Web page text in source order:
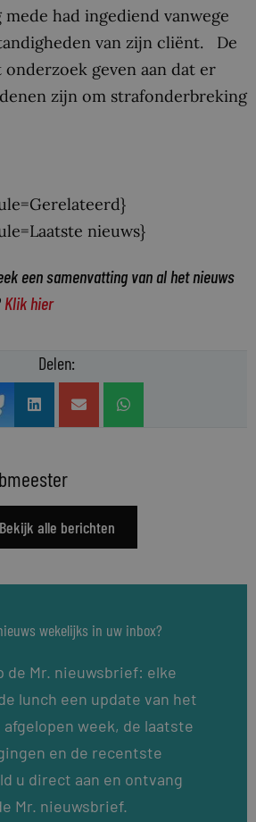
had ingediend vanwege
van zijn cliënt. De
geven aan dat er
zijn om strafonderbreking
nieuws}
een samenvatting van al het nieuws
Klik hier
Delen:
Bekijk alle berichten
wekelijks in uw inbox?
de Mr. nieuwsbrief: elke
lunch een update van het
afgelopen week, de laatste
en de recentste
u direct aan en ontvang
Mr. nieuwsbrief.